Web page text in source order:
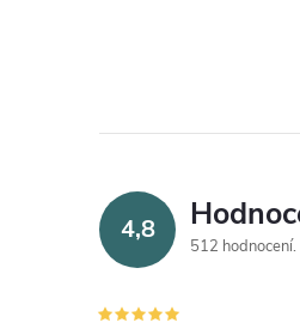
4,8
512 hodnocení